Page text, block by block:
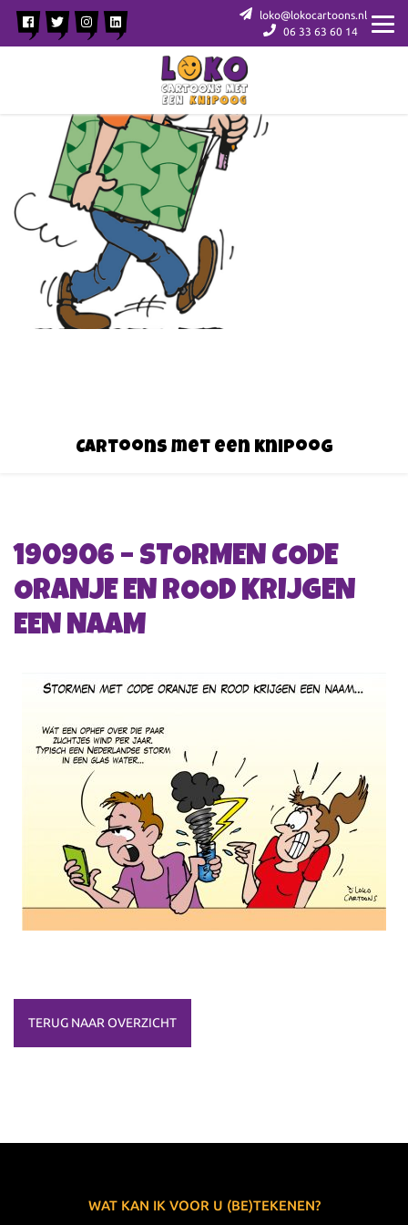
loko@lokocartoons.nl
06 33 63 60 14
Cartoons met een knipoog
190906 – STORMEN CODE
ORANJE EN ROOD KRIJGEN
EEN NAAM
TERUG NAAR OVERZICHT
WAT KAN IK VOOR U (BE)TEKENEN?